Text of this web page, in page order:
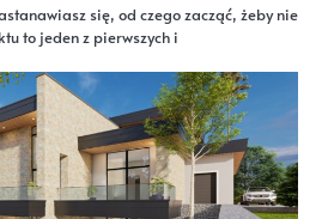
się, od czego zacząć, żeby nie
to jeden z pierwszych i